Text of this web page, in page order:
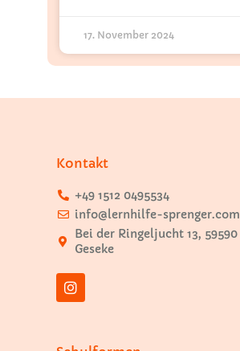
17. November 2024
Kontakt
+49 1512 0495534
info@lernhilfe-sprenger.com
Bei der Ringeljucht 13, 59590
Geseke